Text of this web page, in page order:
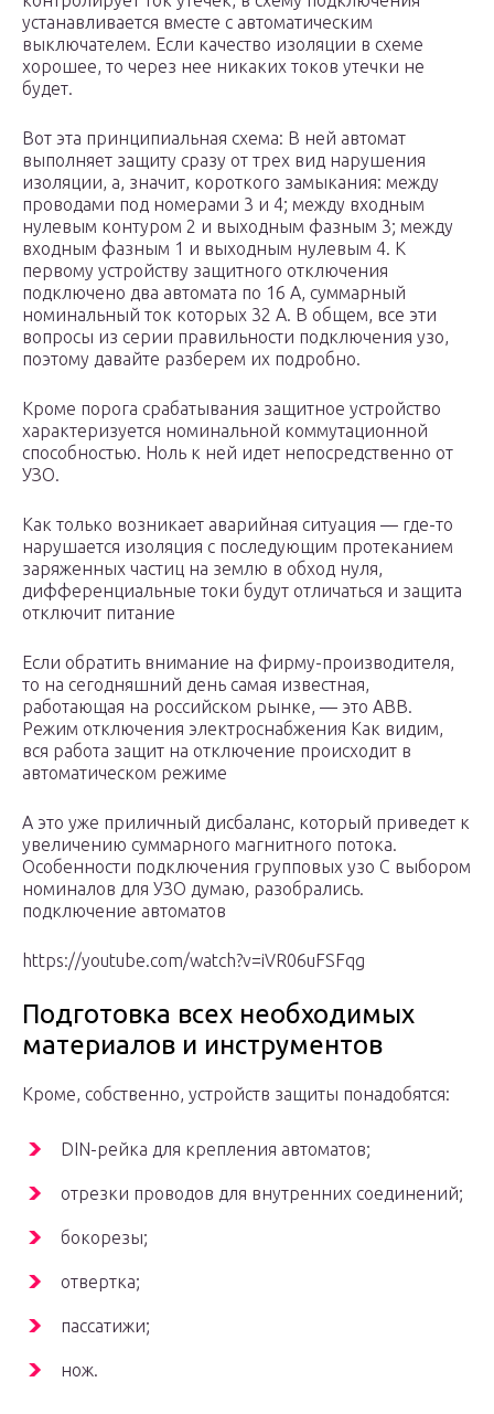
устанавливается вместе с автоматическим
выключателем. Если качество изоляции в схеме
хорошее, то через нее никаких токов утечки не
будет.
Вот эта принципиальная схема: В ней автомат
выполняет защиту сразу от трех вид нарушения
изоляции, а, значит, короткого замыкания: между
проводами под номерами 3 и 4; между входным
нулевым контуром 2 и выходным фазным 3; между
входным фазным 1 и выходным нулевым 4. К
первому устройству защитного отключения
подключено два автомата по 16 А, суммарный
номинальный ток которых 32 А. В общем, все эти
вопросы из серии правильности подключения узо,
поэтому давайте разберем их подробно.
Кроме порога срабатывания защитное устройство
характеризуется номинальной коммутационной
способностью. Ноль к ней идет непосредственно от
УЗО.
Как только возникает аварийная ситуация — где-то
нарушается изоляция с последующим протеканием
заряженных частиц на землю в обход нуля,
дифференциальные токи будут отличаться и защита
отключит питание
Если обратить внимание на фирму-производителя,
то на сегодняшний день самая известная,
работающая на российском рынке, — это ABB.
Режим отключения электроснабжения Как видим,
вся работа защит на отключение происходит в
автоматическом режиме
А это уже приличный дисбаланс, который приведет к
увеличению суммарного магнитного потока.
Особенности подключения групповых узо С выбором
номиналов для УЗО думаю, разобрались.
подключение автоматов
https://youtube.com/watch?v=iVR06uFSFqg
Подготовка всех необходимых
материалов и инструментов
Кроме, собственно, устройств защиты понадобятся:
DIN-рейка для крепления автоматов;
отрезки проводов для внутренних соединений;
бокорезы;
отвертка;
пассатижи;
нож.